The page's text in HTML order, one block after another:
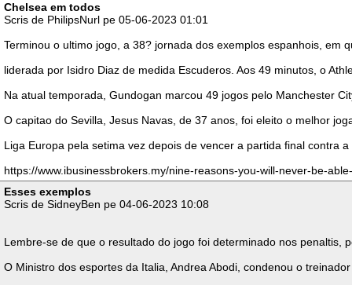
Chelsea em todos
Scris de PhilipsNurl pe 05-06-2023 01:01
Terminou o ultimo jogo, a 38? jornada dos exemplos espanhois, em
liderada por Isidro Diaz de medida Escuderos. Aos 49 minutos, o
Na atual temporada, Gundogan marcou 49 jogos pelo Manchester
O capitao do Sevilla, Jesus Navas, de 37 anos, foi eleito o melhor
Liga Europa pela setima vez depois de vencer a partida final contra
https://www.ibusinessbrokers.my/nine-reasons-you-will-never-be-
Esses exemplos
Scris de SidneyBen pe 04-06-2023 10:08
Lembre-se de que o resultado do jogo foi determinado nos
O Ministro dos esportes da Italia, Andrea Abodi, condenou o